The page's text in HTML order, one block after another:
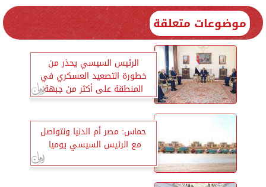
موضوعات متعلقة
الرئيس السيسي يحذر من
خطورة التصعيد العسكري في
المنطقة على أكثر من جبهة
حماس: مصر أم الدنيا ونتواصل
مع الرئيس السيسي يوميا ‏